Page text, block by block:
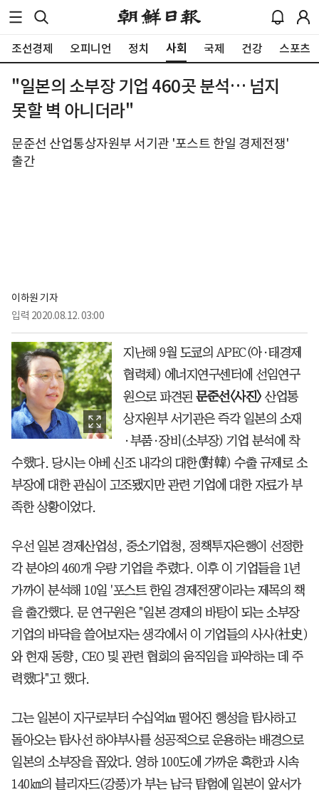
조선경제 오피니언 정치 사회 국제 건강 스포츠
"일본의 소부장 기업 460곳 분석… 넘지
못할 벽 아니더라"
문준선 산업통상자원부 서기관 '포스트 한일 경제전쟁'
출간
이하원 기자
입력 2020.08.12. 03:00
지난해 9월 도쿄의 APEC(아·태경제
협력체) 에너지연구센터에 선임연구
원으로 파견된문준선〈사진〉 산업통
상자원부 서기관은 즉각 일본의 소재
·부품·장비(소부장) 기업 분석에 착
수했다. 당시는 아베 신조 내각의 대한(對韓) 수출 규제로 소
부장에 대한 관심이 고조됐지만 관련 기업에 대한 자료가 부
족한 상황이었다.
우선 일본 경제산업성, 중소기업청, 정책투자은행이 선정한
각 분야의 460개 우량 기업을 추렸다. 이후 이 기업들을 1년
가까이 분석해 10일 '포스트 한일 경제전쟁'이라는 제목의 책
을 출간했다. 문 연구원은 "일본 경제의 바탕이 되는 소부장
기업의 바닥을 쓸어보자는 생각에서 이 기업들의 사사(社史)
와 현재 동향, CEO 및 관련 협회의 움직임을 파악하는 데 주
력했다"고 했다.
그는 일본이 지구로부터 수십억㎞ 떨어진 행성을 탐사하고
돌아오는 탐사선 하야부사를 성공적으로 운용하는 배경으로
일본의 소부장을 꼽았다. 영하 100도에 가까운 혹한과 시속
140㎞의 블리자드(강풍)가 부는 남극 탐험에 일본이 앞서가